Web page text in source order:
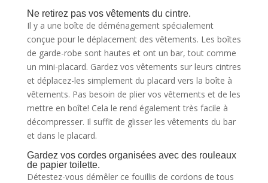
Ne retirez pas vos vêtements du cintre.
Il y a une boîte de déménagement spécialement
conçue pour le déplacement des vêtements. Les boîtes
de garde-robe sont hautes et ont un bar, tout comme
un mini-placard. Gardez vos vêtements sur leurs cintres
et déplacez-les simplement du placard vers la boîte à
vêtements. Pas besoin de plier vos vêtements et de les
mettre en boîte! Cela le rend également très facile à
décompresser. Il suffit de glisser les vêtements du bar
et dans le placard.
Gardez vos cordes organisées avec des rouleaux
de papier toilette.
Détestez-vous démêler ce fouillis de cordons de tous